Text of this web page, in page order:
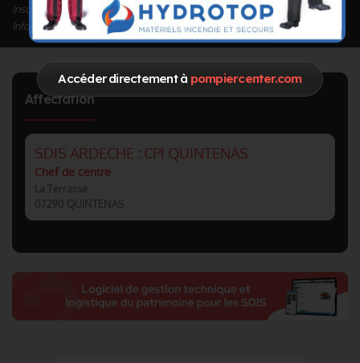
Accéder directement à pompiercenter.com
Inscrit depuis le 11/09/2020 à 17:42
Informations mises à jour le 04/01/2023 à 12:09
Affectation
SDIS ARDECHE : CPI QUINTENAS
Chef de centre
La Terrasse
07290 QUINTENAS